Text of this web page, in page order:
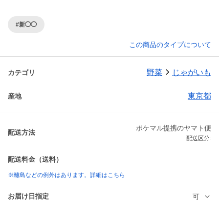
#新◯◯
この商品のタイプについて
カテゴリ 野菜 じゃがいも
産地 東京都
配送方法
ポケマル提携のヤマト便
配送区分:
配送料金（送料）
※離島などの例外はあります。詳細はこちら
お届け日指定 可